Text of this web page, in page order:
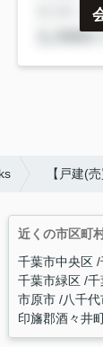
【戸建(
近くの市区町
千葉市中央区
千葉市緑区 千
市原市 八千代
印旛郡酒々井